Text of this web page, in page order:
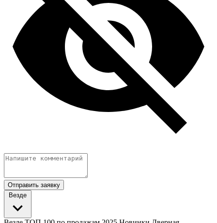
Отправить заявку
Везде